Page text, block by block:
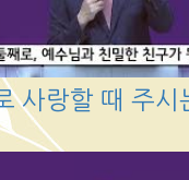
사랑할 때 주시